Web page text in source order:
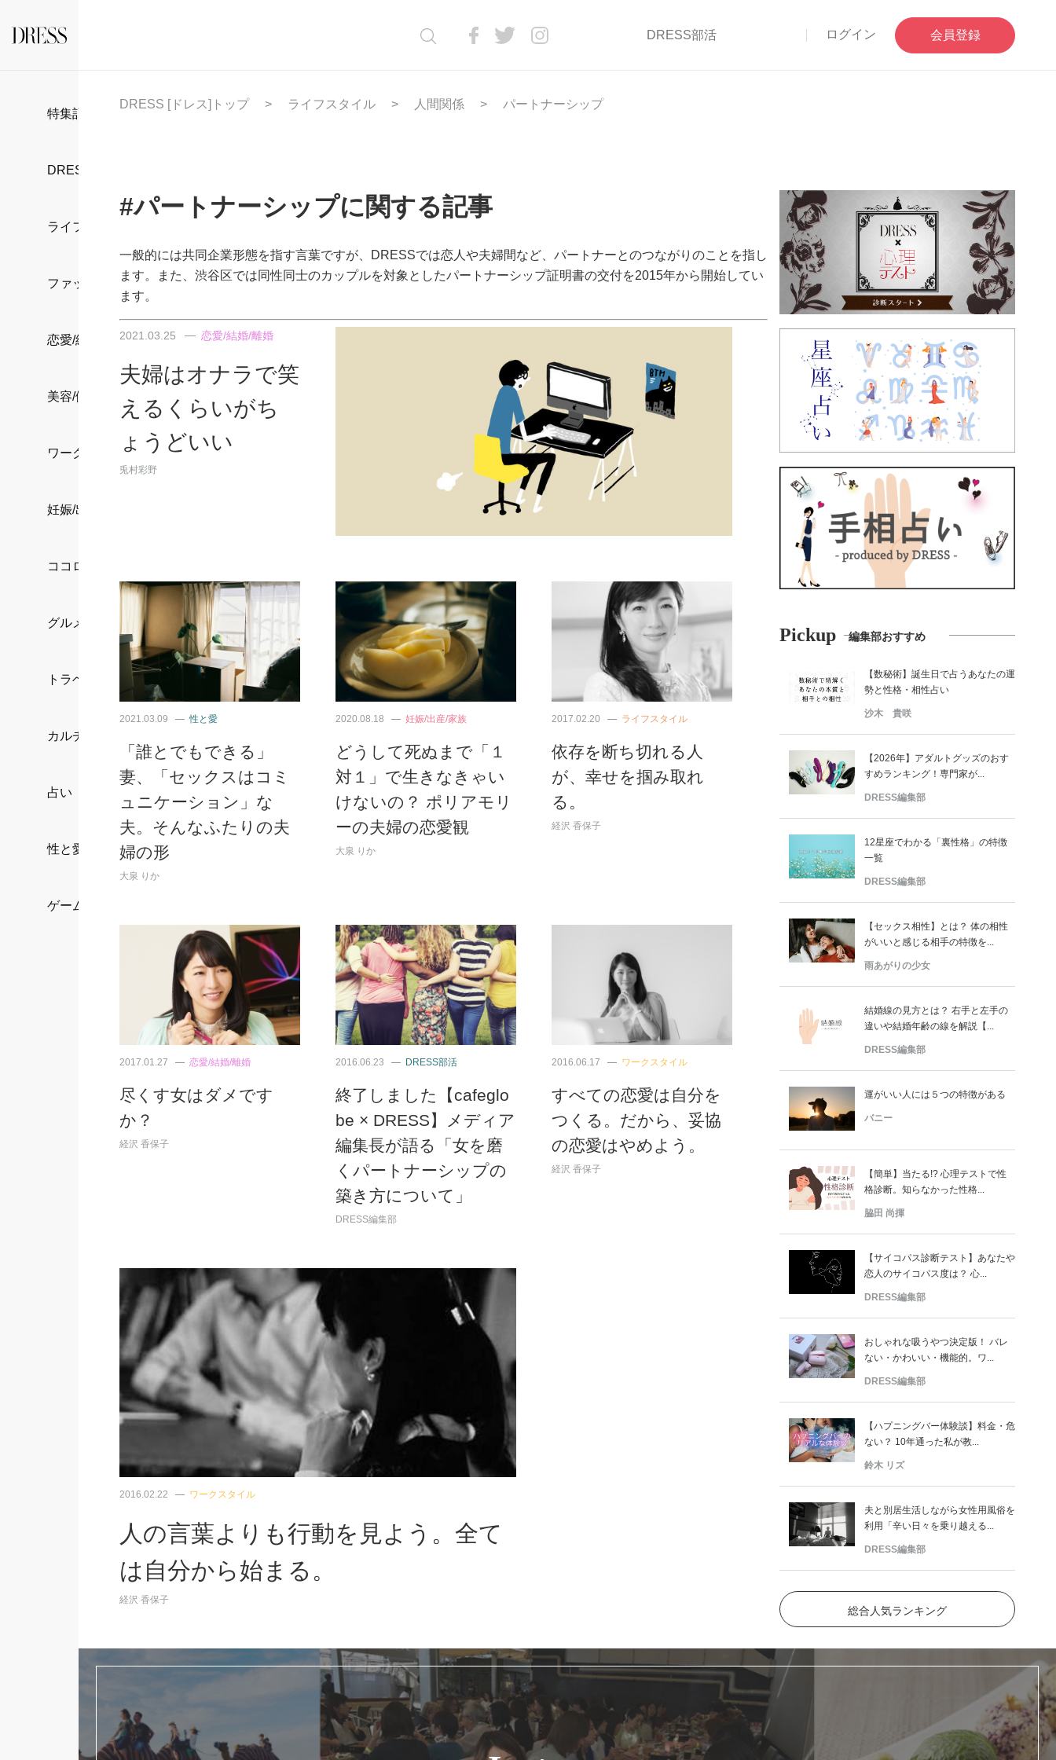
DRESS部活 ログイン 会員登録
特集記事
DRESS部活
ライフスタイル
ファッション
恋愛/結婚/離婚
美容/健康
ワークスタイル
妊娠/出産/家族
ココロ/カラダ
グルメ
トラベル
カルチャー/エンタメ
占い
性と愛
ゲーム
DRESS [ドレス]トップ ライフスタイル 人間関係 パートナーシップ
#パートナーシップに関する記事
一般的には共同企業形態を指す言葉ですが、DRESSでは恋人や夫婦間など、パートナーとのつながりのことを指し
ます。また、渋谷区では同性同士のカップルを対象としたパートナーシップ証明書の交付を2015年から開始してい
ます。
2021.03.25 恋愛/結婚/離婚
夫婦はオナラで笑
えるくらいがち
ょうどいい
兎村彩野
2021.03.09 性と愛
「誰とでもできる」
妻、「セックスはコミ
ュニケーション」な
夫。そんなふたりの夫
婦の形
大泉 りか
2020.08.18 妊娠/出産/家族
どうして死ぬまで「１
対１」で生きなきゃい
けないの？ ポリアモリ
ーの夫婦の恋愛観
大泉 りか
2017.02.20 ライフスタイル
依存を断ち切れる人
が、幸せを掴み取れ
る。
経沢 香保子
2017.01.27 恋愛/結婚/離婚
尽くす女はダメです
か？
経沢 香保子
2016.06.23 DRESS部活
終了しました【cafeglo
be × DRESS】メディア
編集長が語る「女を磨
くパートナーシップの
築き方について」
DRESS編集部
2016.06.17 ワークスタイル
すべての恋愛は自分を
つくる。だから、妥協
の恋愛はやめよう。
経沢 香保子
2016.02.22 ワークスタイル
人の言葉よりも行動を見よう。全て
は自分から始まる。
経沢 香保子
Pickup 編集部おすすめ
【数秘術】誕生日で占うあなたの運
勢と性格・相性占い
沙木 貴咲
【2026年】アダルトグッズのおす
すめランキング！専門家が...
DRESS編集部
12星座でわかる「裏性格」の特徴
一覧
DRESS編集部
【セックス相性】とは？ 体の相性
がいいと感じる相手の特徴を...
雨あがりの少女
結婚線の見方とは？ 右手と左手の
違いや結婚年齢の線を解説【...
DRESS編集部
運がいい人には５つの特徴がある
バニー
【簡単】当たる!? 心理テストで性
格診断。知らなかった性格...
脇田 尚揮
【サイコパス診断テスト】あなたや
恋人のサイコパス度は？ 心...
DRESS編集部
おしゃれな吸うやつ決定版！ バレ
ない・かわいい・機能的。ワ...
DRESS編集部
【ハプニングバー体験談】料金・危
ない？ 10年通った私が教...
鈴木 リズ
夫と別居生活しながら女性用風俗を
利用「辛い日々を乗り越える...
DRESS編集部
総合人気ランキング